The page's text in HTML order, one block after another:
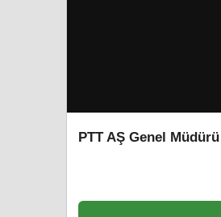
PTT AŞ Genel